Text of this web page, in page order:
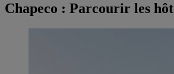
Chapeco : Parcourir les